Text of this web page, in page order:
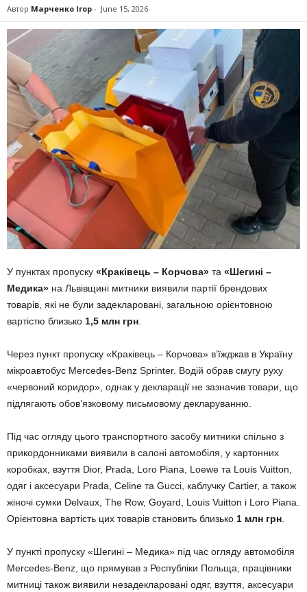
Автор Марченко Ігор - June 15, 2026
У пунктах пропуску «Краківець – Корчова» та «Шегині –
Медика» на Львівщині митники виявили партії брендових
товарів, які не були задекларовані, загальною орієнтовною
вартістю близько 1,5 млн грн
Через пункт пропуску «Краківець – Корчова» в’їжджав в Україну
мікроавтобус Mercedes-Benz Sprinter. Водій обрав смугу руху
«червоний коридор», однак у декларації не зазначив товари, що
підлягають обов’язковому письмовому декларуванню.
Під час огляду цього транспортного засобу митники спільно з
прикордонниками виявили в салоні автомобіля, у картонних
коробках, взуття Dior, Prada, Loro Piana, Loewe та Louis Vuitton,
одяг і аксесуари Prada, Celine та Gucci, каблучку Cartier, а також
жіночі сумки Delvaux, The Row, Goyard, Louis Vuitton і Loro Piana.
Орієнтовна вартість цих товарів становить близько 1 млн грн
У пункті пропуску «Шегині – Медика» під час огляду автомобіля
Mercedes-Benz, що прямував з Республіки Польща, працівники
митниці також виявили незадекларовані одяг, взуття, аксесуари